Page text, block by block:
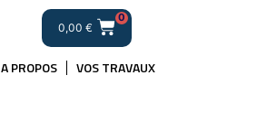
0,00 €
0
A PROPOS VOS TRAVAUX